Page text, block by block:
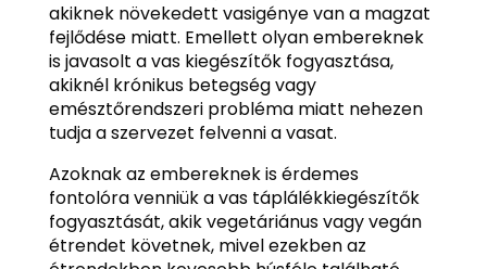
akiknek növekedett vasigénye van a magzat
fejlődése miatt. Emellett olyan embereknek
is javasolt a vas kiegészítők fogyasztása,
akiknél krónikus betegség vagy
emésztőrendszeri probléma miatt nehezen
tudja a szervezet felvenni a vasat.
Azoknak az embereknek is érdemes
fontolóra venniük a vas táplálékkiegészítők
fogyasztását, akik vegetáriánus vagy vegán
étrendet követnek, mivel ezekben az